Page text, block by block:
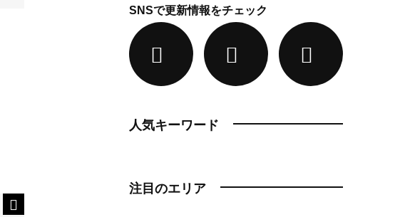
SNSで更新情報をチェック
人気キーワード
注目のエリア